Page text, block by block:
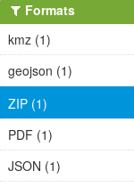
Formats
kmz (1)
geojson (1)
ZIP (1)
PDF (1)
JSON (1)